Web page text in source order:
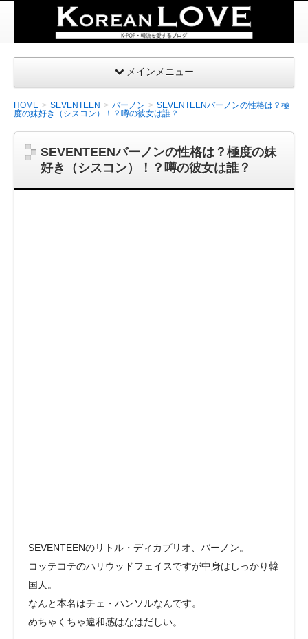
POP・
韓国を
| コリ
アンラ
メインメニュー
HOME SEVENTEEN バーノン
SEVENTEENバーノンの性格は？極
度の妹好き（シスコン）！？噂の彼女は誰？
SEVENTEENバーノンの性格は？極度の妹
好き（シスコン）！？噂の彼女は誰？
SEVENTEENのリトル・ディカプリオ、バーノン。
コッテコテのハリウッドフェイスですが中身はしっかり韓
国人。
なんと本名はチェ・ハンソルなんです。
めちゃくちゃ違和感はなはだしい。